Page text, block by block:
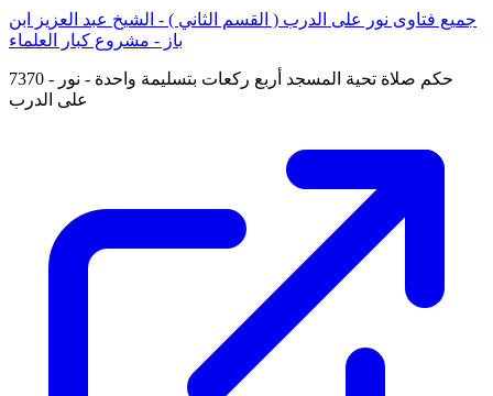
جميع فتاوى نور على الدرب ( القسم الثاني ) - الشيخ عبد العزيز ابن
باز - مشروع كبار العلماء
7370 - حكم صلاة تحية المسجد أربع ركعات بتسليمة واحدة - نور
على الدرب